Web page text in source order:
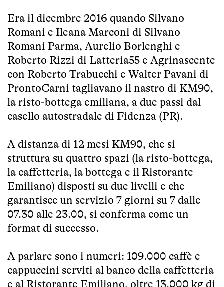
Era il dicembre 2016 quando Silvano
Romani e Ileana Marconi di Silvano
Romani Parma, Aurelio Borlenghi e
Roberto Rizzi di Latteria55 e Agrinascente
con Roberto Trabucchi e Walter Pavani di
ProntoCarni tagliavano il nastro di KM90,
la risto-bottega emiliana, a due passi dal
casello autostradale di Fidenza (PR).
A distanza di 12 mesi KM90, che si
struttura su quattro spazi (la risto-bottega,
la caffetteria, la bottega e il Ristorante
Emiliano) disposti su due livelli e che
garantisce un servizio 7 giorni su 7 dalle
07.30 alle 23.00, si conferma come un
format di successo.
A parlare sono i numeri: 109.000 caffè e
cappuccini serviti al banco della caffetteria
e al Ristorante Emiliano, oltre 13.000 kg di